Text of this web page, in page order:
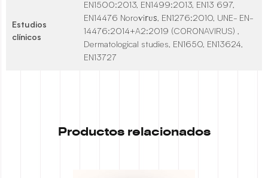
Estudios
clínicos
EN1500:2013, EN1499:2013, EN13 697,
EN14476 Noroѵi𝗋ᴜꮪ, EN1276:2010, UNE- EN-
14476:2014+A2:2019 (C0R0NAVlRUS) ,
Dermatological studies, EN1650, EN13624,
EN13727
Productos relacionados